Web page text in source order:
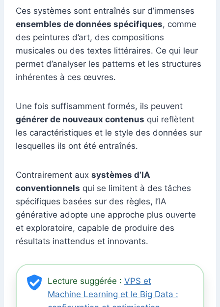
Ces systèmes sont entraînés sur d’immenses
ensembles de données spécifiques, comme
des peintures d’art, des compositions
musicales ou des textes littéraires. Ce qui leur
permet d’analyser les patterns et les structures
inhérentes à ces œuvres.
Une fois suffisamment formés, ils peuvent
générer de nouveaux contenus qui reflètent
les caractéristiques et le style des données sur
lesquelles ils ont été entraînés.
Contrairement aux systèmes d’IA
conventionnels qui se limitent à des tâches
spécifiques basées sur des règles, l’IA
générative adopte une approche plus ouverte
et exploratoire, capable de produire des
résultats inattendus et innovants.
Lecture suggérée : VPS et
Machine Learning et le Big Data :